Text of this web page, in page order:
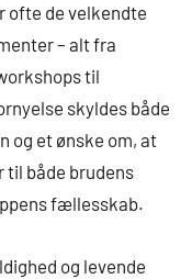
ofte de velkendte
– alt fra
til
skyldes både
og et ønske om, at
til både brudens
fællesskab.
og levende